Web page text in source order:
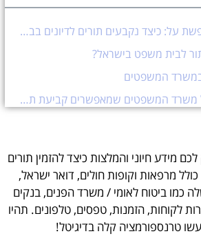
הנה המידע שחיפשת על: כיצד נקבעים תורים לדיונים בבתי המשפט?
לבית משפט בישראל?
במשרד המשפטים
שירותים של משרד המשפטים שמאפשרים קביעת תור מקוון ומילוי טופס אונליין
משפט - קצת על התהליך
תורים אונליין?
מידע חיוני והמלצות כיצד להזמין תורים
כולל מרפאות וקופות חולים, דואר ישראל,
כמו ביטוח לאומי / משרד הפנים, בנקים
לקוחות, הזמנות, טפסים, טלפונים. תהיו
טרנספורמציה קלה בדיגיטל!